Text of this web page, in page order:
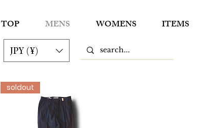
TOP MENS WOMENS ITEMS
JPY (¥)
soldout